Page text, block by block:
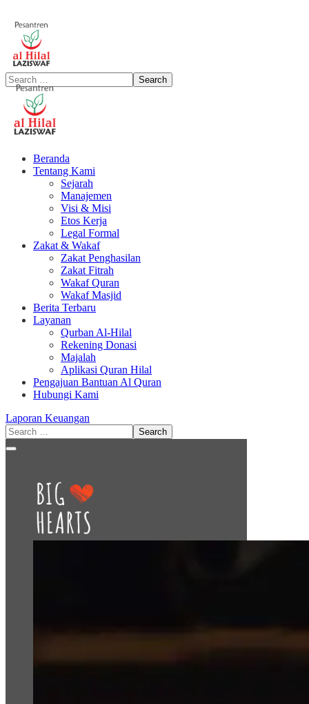
Beranda
Tentang Kami
Sejarah
Manajemen
Visi & Misi
Etos Kerja
Legal Formal
Zakat & Wakaf
Zakat Penghasilan
Zakat Fitrah
Wakaf Quran
Wakaf Masjid
Berita Terbaru
Layanan
Qurban Al-Hilal
Rekening Donasi
Majalah
Aplikasi Quran Hilal
Pengajuan Bantuan Al Quran
Hubungi Kami
Laporan Keuangan